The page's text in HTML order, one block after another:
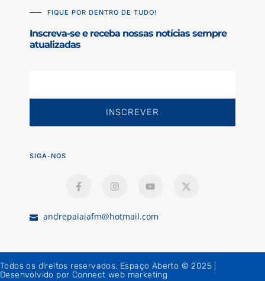
FIQUE POR DENTRO DE TUDO!
Inscreva-se e receba nossas notícias sempre
atualizadas
INSCREVER
SIGA-NOS
andrepaiaiafm@hotmail.com
Todos os direitos reservados. Espaço Aberto © 2025 |
Desenvolvido por Connect web marketing